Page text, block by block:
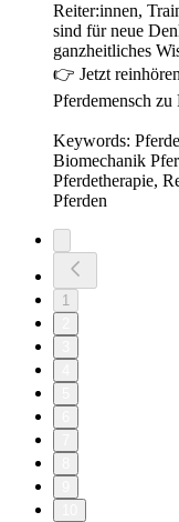
Reiter:innen,
sind für neue
ganzheitliches
👉 Jetzt
Pferdemensch zu
Keywords:
Biomechanik
Pferdetherapie,
Pferden
1